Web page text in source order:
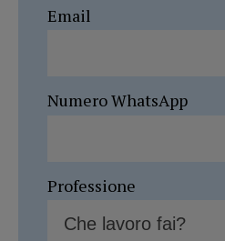
Email
Numero WhatsApp
Professione